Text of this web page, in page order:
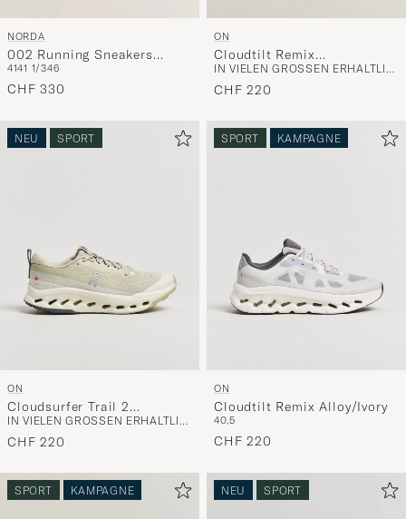
NORDA
002 Running Sneakers
Cinder
4141 1/346
CHF 330
ON
Cloudtilt Remix
Ash/Espresso
IN VIELEN GRÖSSEN ERHÄLTLICH
CHF 220
NEU SPORT
ON
Cloudsurfer Trail 2
Chalk/Ghost
IN VIELEN GRÖSSEN ERHÄLTLICH
CHF 220
SPORT KAMPAGNE
ON
Cloudtilt Remix Alloy/Ivory
40,5
CHF 220
SPORT KAMPAGNE NEU SPORT